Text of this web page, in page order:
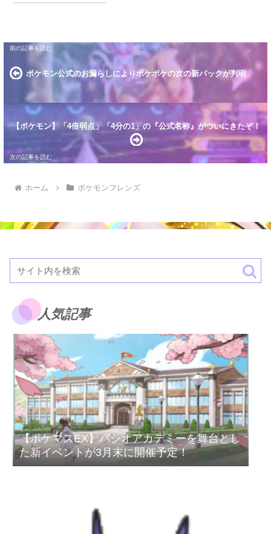
ポケモン公式のお漏らしによりポケポケの次の新パックが判明
【ポケモン】「4倍弱点」「4分の1」の『公式名称』がついにきたぞ！
ホーム ポケモンフレンズ
人気記事
【ポケマスEX】パシオアカデミーを舞台とし
た新イベントが3月末に開催予定！